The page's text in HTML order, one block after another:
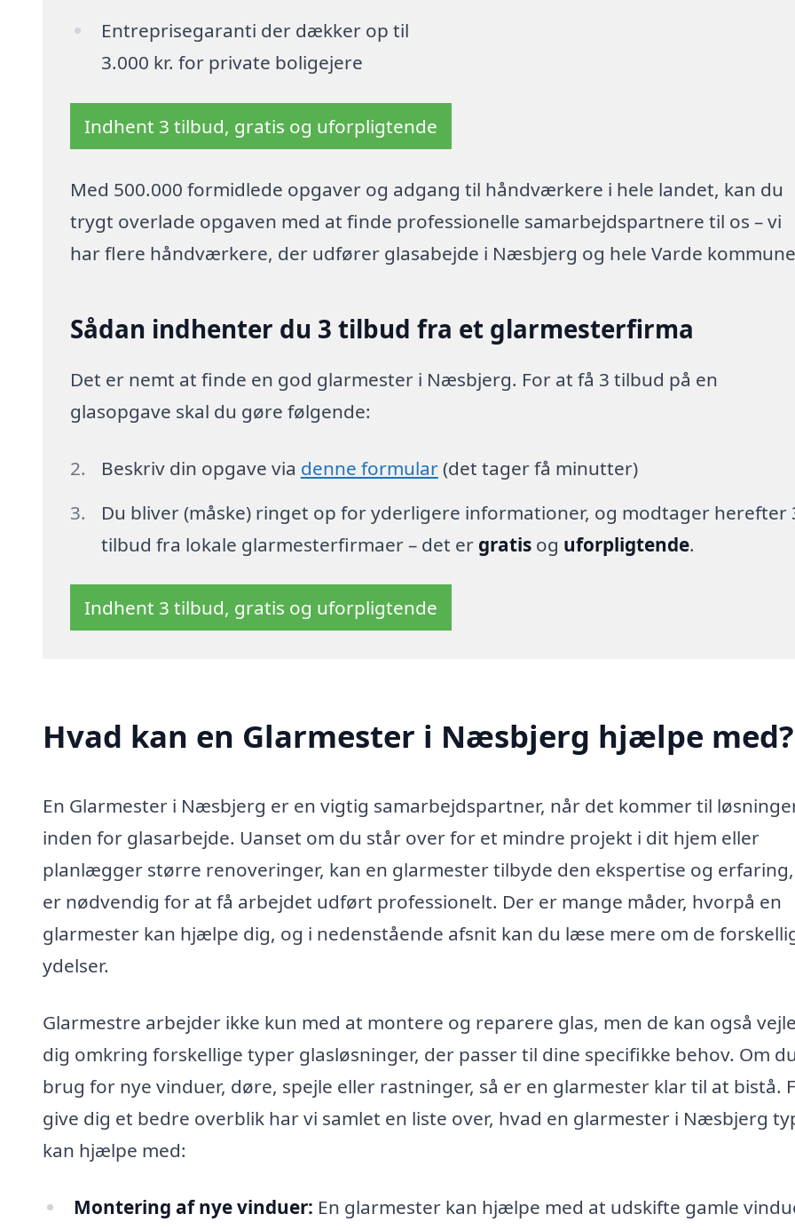
Entreprisegaranti der dækker op til
3.000 kr. for private boligejere
Indhent 3 tilbud, gratis og uforpligtende
Med 500.000 formidlede opgaver og adgang til håndværkere i hele landet, kan du
trygt overlade opgaven med at finde professionelle samarbejdspartnere til os – vi
har flere håndværkere, der udfører glasabejde i Næsbjerg og hele Varde
Sådan indhenter du 3 tilbud fra et glarmesterfirma
Det er nemt at finde en god glarmester i Næsbjerg. For at få 3 tilbud på en
glasopgave skal du gøre følgende:
Beskriv din opgave via denne formular(det tager få minutter)
Du bliver (måske) ringet op for yderligere informationer, og modtager herefter
tilbud fra lokale glarmesterfirmaer – det er gratisog uforpligtende.
Indhent 3 tilbud, gratis og uforpligtende
Hvad kan en Glarmester i Næsbjerg hjælpe med?
En Glarmester i Næsbjerg er en vigtig samarbejdspartner, når det kommer til
inden for glasarbejde. Uanset om du står over for et mindre projekt i dit hjem eller
planlægger større renoveringer, kan en glarmester tilbyde den ekspertise og
er nødvendig for at få arbejdet udført professionelt. Der er mange måder, hvorpå en
glarmester kan hjælpe dig, og i nedenstående afsnit kan du læse mere om de
ydelser.
Glarmestre arbejder ikke kun med at montere og reparere glas, men de kan også
dig omkring forskellige typer glasløsninger, der passer til dine specifikke behov. Om
brug for nye vinduer, døre, spejle eller rastninger, så er en glarmester klar til at bistå.
give dig et bedre overblik har vi samlet en liste over, hvad en glarmester i Næsbjerg
kan hjælpe med:
Montering af nye vinduer: En glarmester kan hjælpe med at udskifte gamle